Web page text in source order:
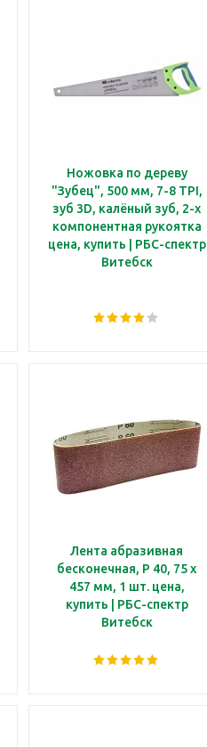
Ножовка по дереву
"Зубец", 500 мм, 7-8 TPI,
зуб 3D, калёный зуб, 2-х
компонентная рукоятка
цена, купить | РБС-спектр
Витебск
Лента абразивная
бесконечная, P 40, 75 х
457 мм, 1 шт. цена,
купить | РБС-спектр
Витебск